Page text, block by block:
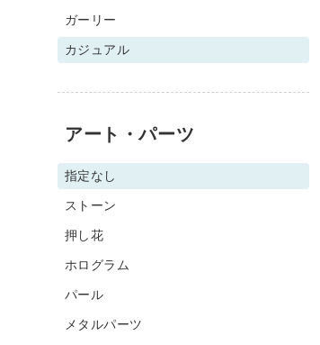
ガーリー
カジュアル
アート・パーツ
指定なし
ストーン
押し花
ホログラム
パール
メタルパーツ